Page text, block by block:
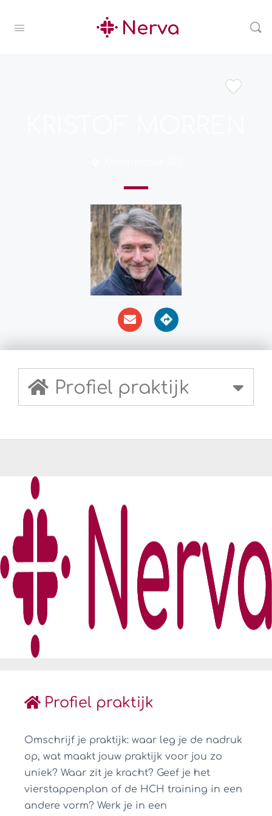
Profiel praktijk
Profiel praktijk
Omschrijf je praktijk: waar leg je de nadruk
op, wat maakt jouw praktijk voor jou zo
uniek? Waar zit je kracht? Geef je het
vierstappenplan of de HCH training in een
andere vorm? Werk je in een